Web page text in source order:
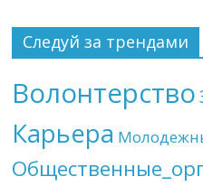
Следуй за трендами
Волонтерство
Карьера